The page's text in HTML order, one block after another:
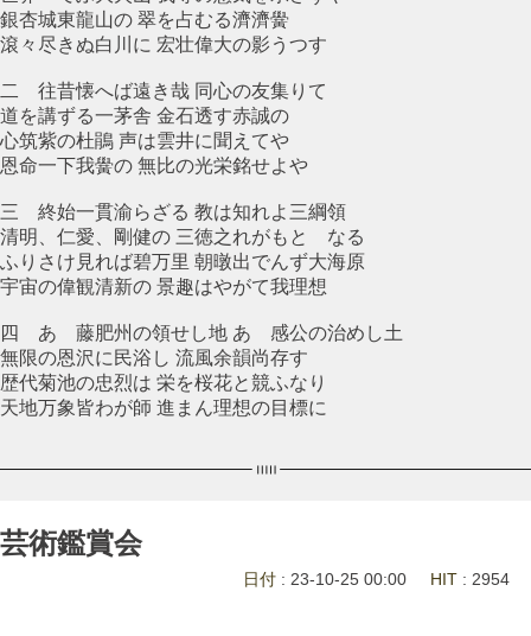
銀杏城東龍山の 翠を占むる濟濟黌
滾々尽きぬ白川に 宏壮偉大の影うつす
二 往昔懐へば遠き哉 同心の友集りて
道を講ずる一茅舎 金石透す赤誠の
心筑紫の杜鵑 声は雲井に聞えてや
恩命一下我黌の 無比の光栄銘せよや
三 終始一貫渝らざる 教は知れよ三綱領
清明、仁愛、剛健の 三徳之れがもとゝなる
ふりさけ見れば碧万里 朝暾出でんず大海原
宇宙の偉観清新の 景趣はやがて我理想
四 あゝ藤肥州の領せし地 あゝ感公の治めし土
無限の恩沢に民浴し 流風余韻尚存す
歴代菊池の忠烈は 栄を桜花と競ふなり
天地万象皆わが師 進まん理想の目標に
芸術鑑賞会
日付 : 23-10-25 00:00 HIT : 2954